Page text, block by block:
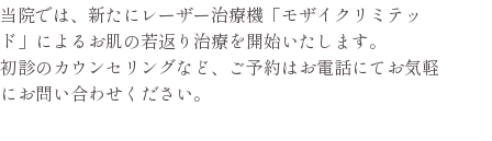
当院では、新たにレーザー治療機「モザイクリミテッ
ド」によるお肌の若返り治療を開始いたします。
初診のカウンセリングなど、ご予約はお電話にてお気軽
にお問い合わせください。